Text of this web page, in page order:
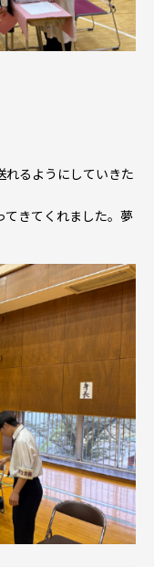
れるようにしていきた
きてくれました。夢